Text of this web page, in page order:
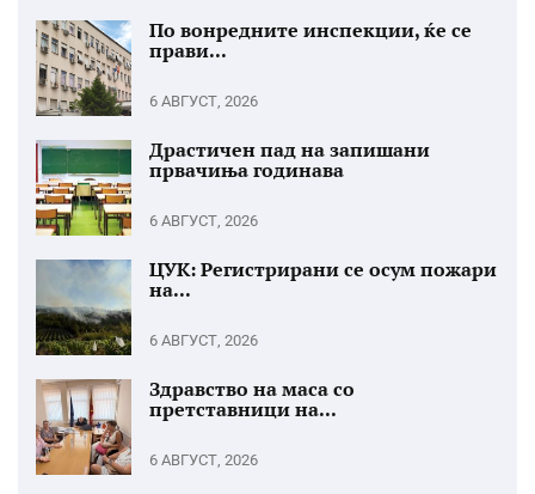
По вонредните инспекции, ќе се
прави...
6 АВГУСТ, 2026
Драстичен пад на запишани
првачиња годинава
6 АВГУСТ, 2026
ЦУК: Регистрирани се осум пожари
на...
6 АВГУСТ, 2026
Здравство на маса со
претставници на...
6 АВГУСТ, 2026